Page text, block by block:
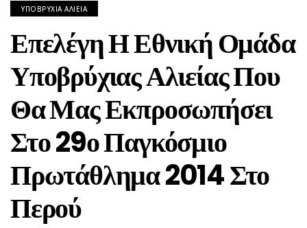
ΥΠΟΒΡΎΧΙΑ ΑΛΙΕΊΑ
Επελέγη Η Εθνική Ομάδα
Υποβρύχιας Αλιείας Που
Θα Μας Εκπροσωπήσει
Στο 29ο Παγκόσμιο
Πρωτάθλημα 2014 Στο
Περού